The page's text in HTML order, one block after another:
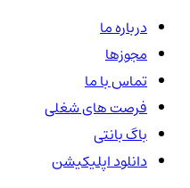
درباره ما
مجوزها
تماس با ما
فرصت های شغلی
باگ بانتی
دانلود اپلیکیشن